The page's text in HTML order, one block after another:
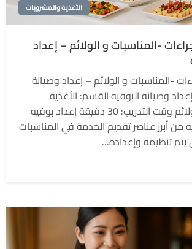
الأغذية والمشروبات
-المناسبات و الولائم – إعداد
-المناسبات و الولائم – إعداد وصيانة
وصيانة البوفيه القسم: الأغذية
والمشروبات – الولائم وقت التدريب: 30 دقيقة إعداد بوفيه
من أبرز عناصر تقديم الخدمة في المناسبات
يتم تنظيمه وإعداده…